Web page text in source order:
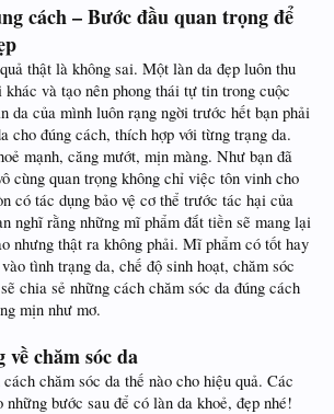
cách – Bước đầu quan trọng để
thật là không sai. Một làn da đẹp luôn thu
và tạo nên phong thái tự tin trong cuộc
da của mình luôn rạng ngời trước hết bạn phải
cho đúng cách, thích hợp với từng trạng da.
mạnh, căng mướt, mịn màng. Như bạn đã
cùng quan trọng không chỉ việc tôn vinh cho
có tác dụng bảo vệ cơ thể trước tác hại của
nghĩ rằng những mĩ phẩm đắt tiền sẽ mang lại
nhưng thật ra không phải. Mĩ phẩm có tốt hay
tình trạng da, chế độ sinh hoạt, chăm sóc
chia sẻ những cách chăm sóc da đúng cách
mịn như mơ.
về chăm sóc da
chăm sóc da thế nào cho hiệu quả. Các
những bước sau để có làn da khoẻ, đẹp nhé!